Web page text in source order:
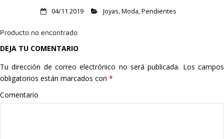
Hogar
Informática
Listas
04/11 2019 Joyas,Moda,Pendientes
Producto no encontrado
DEJA TU COMENTARIO
Tu dirección de correo electrónico no será publicada. Los campos
obligatorios están marcados con *
Comentario